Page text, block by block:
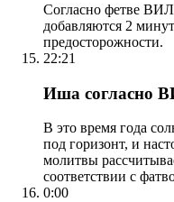
Согласно фетве
добавляются 2
предосторожности.
22:21
Иша согласно
В это время года
под горизонт, и
молитвы
соответствии с
0:00